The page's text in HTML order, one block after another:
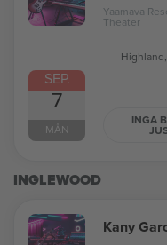
SEP.
7
MÅN
Yaamava
Theater
INGA
INGLEWOOD
Kany